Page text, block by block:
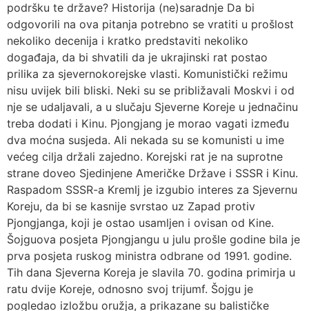
podršku te države? Historija (ne)saradnje Da bi
odgovorili na ova pitanja potrebno se vratiti u prošlost
nekoliko decenija i kratko predstaviti nekoliko
događaja, da bi shvatili da je ukrajinski rat postao
prilika za sjevernokorejske vlasti. Komunistički režimu
nisu uvijek bili bliski. Neki su se približavali Moskvi i od
nje se udaljavali, a u slučaju Sjeverne Koreje u jednačinu
treba dodati i Kinu. Pjongjang je morao vagati između
dva moćna susjeda. Ali nekada su se komunisti u ime
većeg cilja držali zajedno. Korejski rat je na suprotne
strane doveo Sjedinjene Američke Države i SSSR i Kinu.
Raspadom SSSR-a Kremlj je izgubio interes za Sjevernu
Koreju, da bi se kasnije svrstao uz Zapad protiv
Pjongjanga, koji je ostao usamljen i ovisan od Kine.
Šojguova posjeta Pjongjangu u julu prošle godine bila je
prva posjeta ruskog ministra odbrane od 1991. godine.
Tih dana Sjeverna Koreja je slavila 70. godina primirja u
ratu dvije Koreje, odnosno svoj trijumf. Šojgu je
pogledao izložbu oružja, a prikazane su balističke